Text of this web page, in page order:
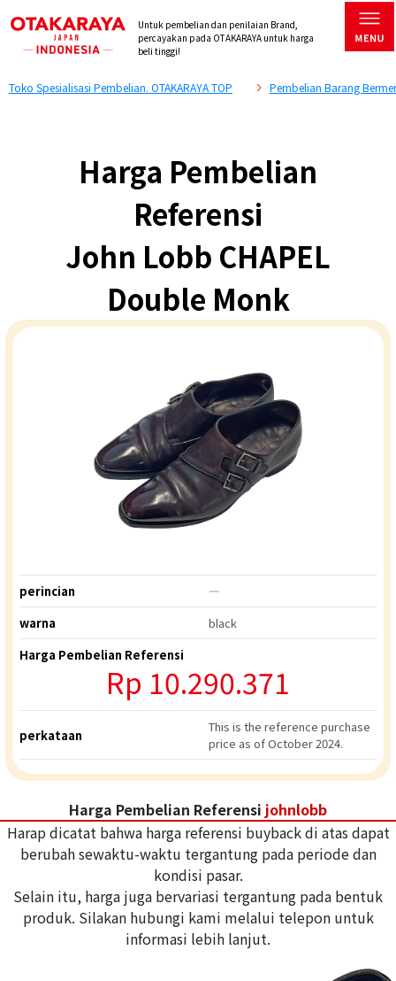
Untuk pembelian dan penilaian Brand,
percayakan pada OTAKARAYA untuk harga
beli tinggi!
Toko Spesialisasi Pembelian. OTAKARAYA TOP Pembelian Barang
Harga Pembelian
Referensi
John Lobb CHAPEL
Double Monk
perincian
―
warna
black
Harga Pembelian Referensi
Rp 10.290.371
perkataan
This is the reference purchase
price as of October 2024.
Harga Pembelian Referensi johnlobb
Harap dicatat bahwa harga referensi buyback di atas dapat
berubah sewaktu-waktu tergantung pada periode dan
kondisi pasar.
Selain itu, harga juga bervariasi tergantung pada bentuk
produk. Silakan hubungi kami melalui telepon untuk
informasi lebih lanjut.